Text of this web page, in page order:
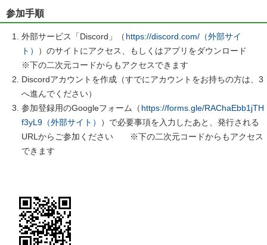
参加手順
外部サービス「Discord」（ https://discord.com/（外部サイ
ト）
）のサイトにアクセス、もしくはアプリをダウンロード
※下の二次元コードからもアクセスできます
Discordアカウントを作成（すでにアカウントをお持ちの方は、3
へ進んでください）
参加登録用のGoogleフォーム（ https://forms.gle/RAChaEbb1jTH
f3yL9（外部サイト）
）で必要事項を入力したあと、発行される
URLからご参加ください ※下の二次元コードからもアクセス
できます